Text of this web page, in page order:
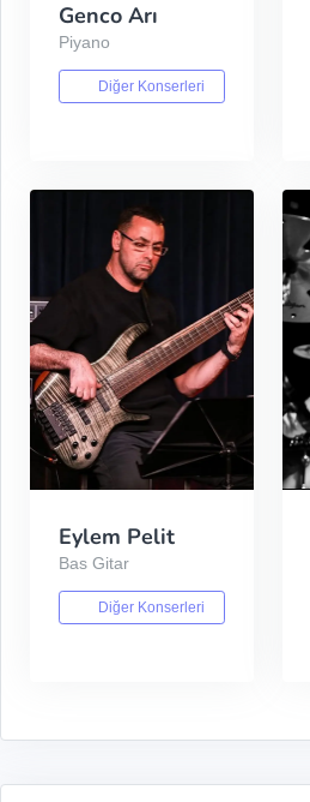
Genco Arı
Piyano
Diğer Konserleri
Eylem Pelit
Bas Gitar
Diğer Konserleri